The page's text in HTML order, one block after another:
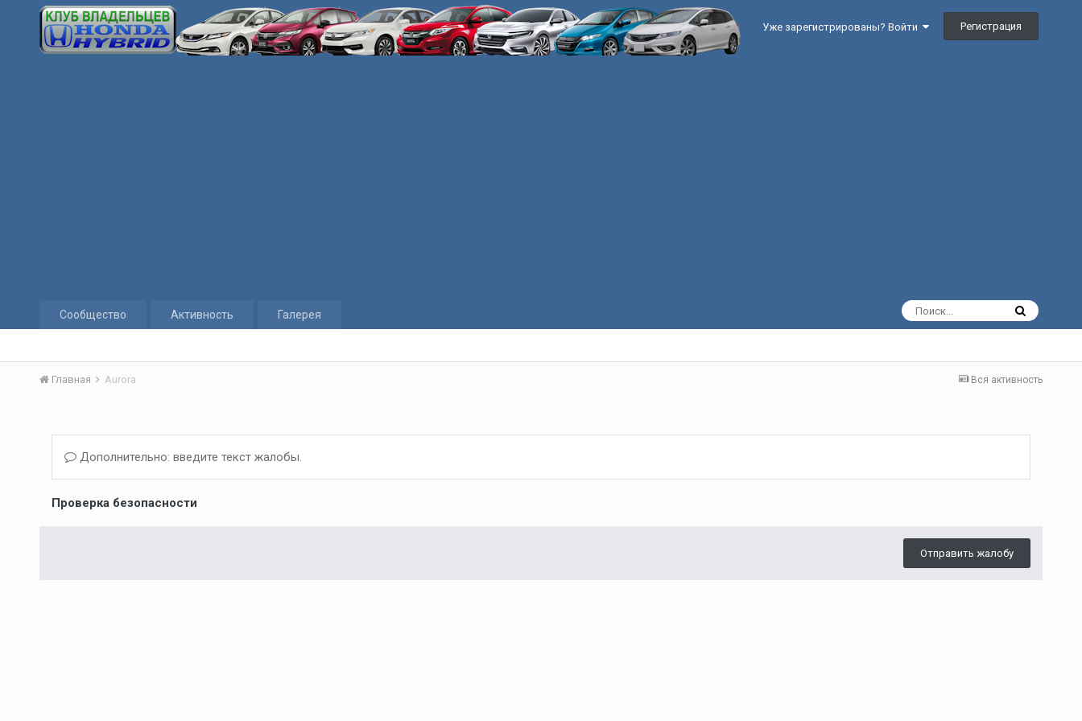
Уже зарегистрированы? Войти Регистрация
Сообщество Активность Галерея
Вся активность
Главная Aurora
Дополнительно: введите текст жалобы.
Проверка безопасности
Отправить жалобу